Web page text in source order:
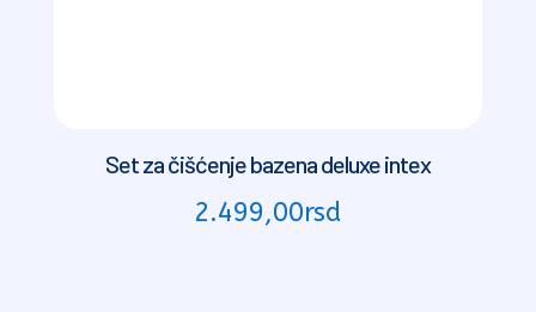
Set za čišćenje bazena deluxe intex
2.499,00rsd